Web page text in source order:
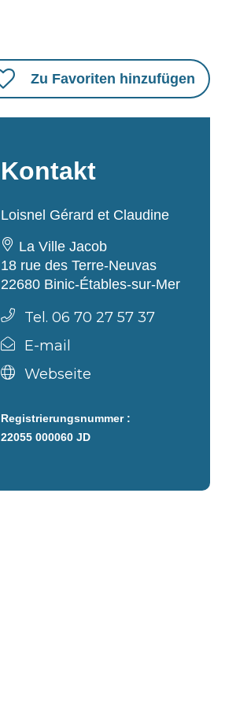
Zu Favoriten hinzufügen
Kontakt
Loisnel Gérard et Claudine
La Ville Jacob
18 rue des Terre-Neuvas
22680 Binic-Étables-sur-Mer
Tel. 06 70 27 57 37
E-mail
Webseite
Registrierungsnummer :
22055 000060 JD